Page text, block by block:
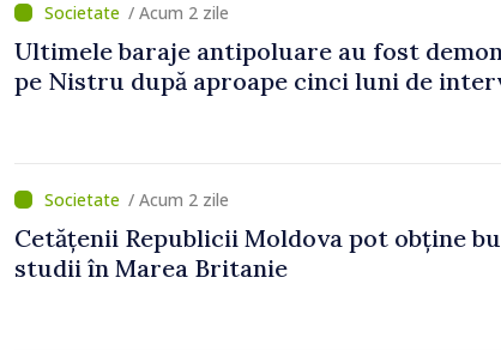
/ Acum 2 zile
Ultimele baraje antipoluare au fost
pe Nistru după aproape cinci luni de
/ Acum 2 zile
Cetățenii Republicii Moldova pot obține
studii în Marea Britanie